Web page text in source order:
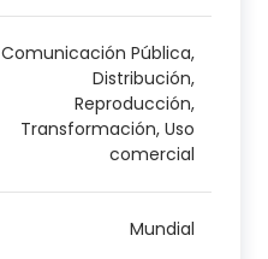
Comunicación Pública,
Distribución,
Reproducción,
Transformación, Uso
comercial
Mundial